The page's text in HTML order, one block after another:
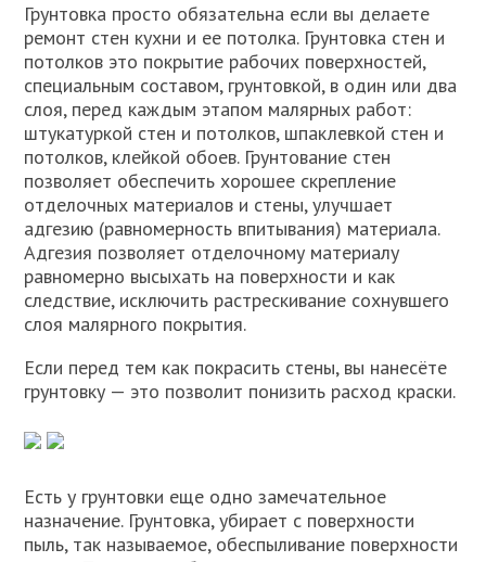
Грунтовка просто обязательна если вы делаете
ремонт стен кухни и ее потолка. Грунтовка стен и
потолков это покрытие рабочих поверхностей,
специальным составом, грунтовкой, в один или два
слоя, перед каждым этапом малярных работ:
штукатуркой стен и потолков, шпаклевкой стен и
потолков, клейкой обоев. Грунтование стен
позволяет обеспечить хорошее скрепление
отделочных материалов и стены, улучшает
адгезию (равномерность впитывания) материала.
Адгезия позволяет отделочному материалу
равномерно высыхать на поверхности и как
следствие, исключить растрескивание сохнувшего
слоя малярного покрытия.
Если перед тем как покрасить стены, вы нанесёте
грунтовку — это позволит понизить расход краски.
Есть у грунтовки еще одно замечательное
назначение. Грунтовка, убирает с поверхности
пыль, так называемое, обеспыливание поверхности